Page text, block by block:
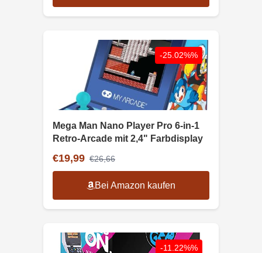
-25.02%%
Mega Man Nano Player Pro 6-in-1
Retro-Arcade mit 2,4" Farbdisplay
€19,99 €26,66
Bei Amazon kaufen
-11.22%%